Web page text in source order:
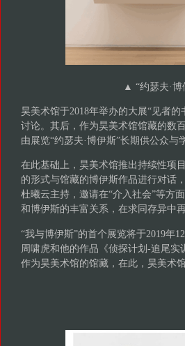
▲ “约瑟夫·
昊美术馆于2018年举办的大展“见者
讨论。其后，作为昊美术馆馆藏的数
由展览“约瑟夫·博伊斯”长期供公众与
在此基础上，昊美术馆推出持续性项
的形式与馆藏的博伊斯作品进行对话
杜曦云主持，邀请在“介入社会”等方
和博伊斯的丰富关系，在求同存异中
“我与博伊斯”的首个展览将于2019年
周啸虎和他的作品《侦探计划-追尾
作为昊美术馆的馆藏，在此，昊美术